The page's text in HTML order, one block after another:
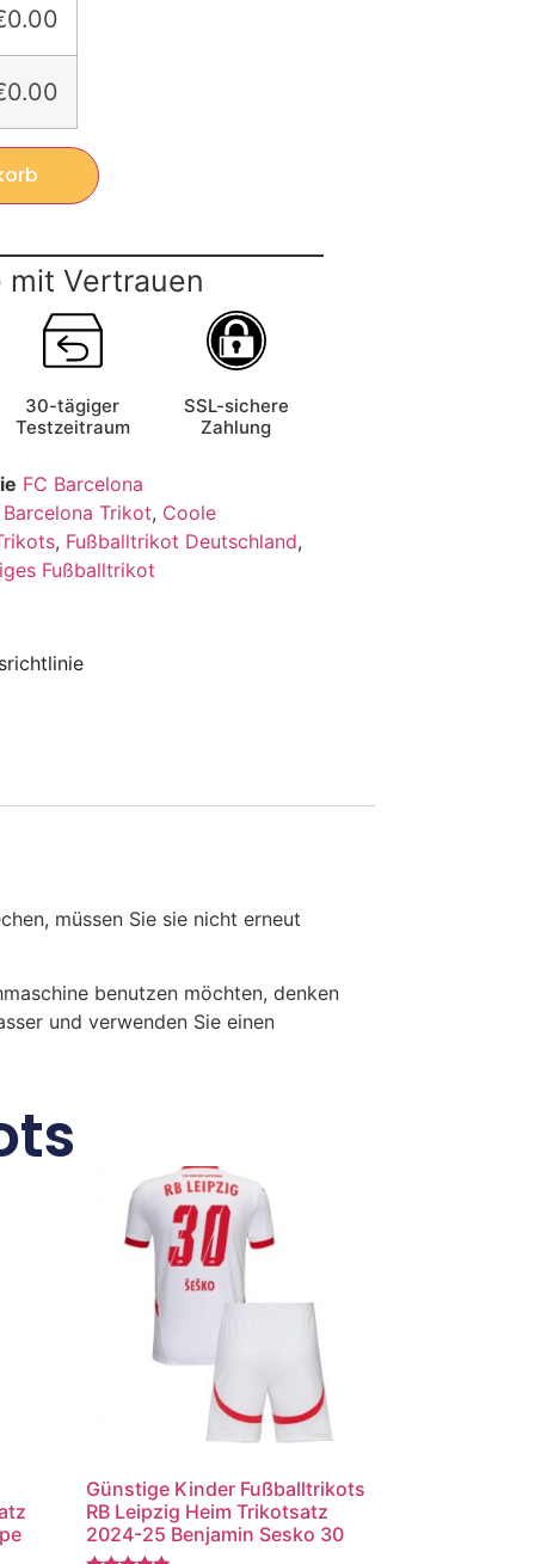
mit Vertrauen
30-tägiger
Testzeitraum
SSL-sichere
Zahlung
FC Barcelona
Barcelona Trikot, Coole
, Fußballtrikot Deutschland,
Fußballtrikot
müssen Sie sie nicht erneut
benutzen möchten, denken
und verwenden Sie einen
Günstige Kinder Fußballtrikots
RB Leipzig Heim Trikotsatz
2024-25 Benjamin Sesko 30